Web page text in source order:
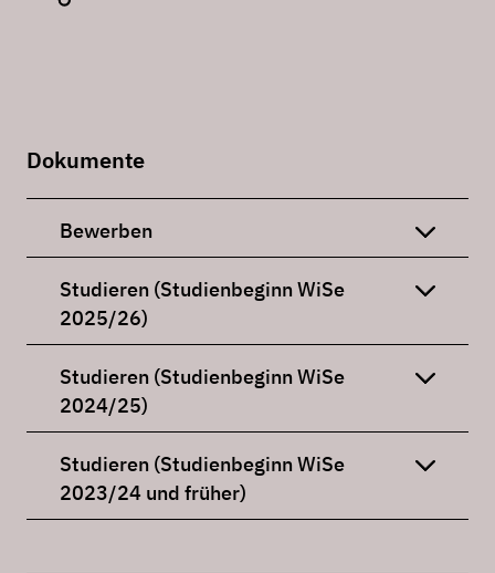
Dokumente
Bewerben
Studieren (Studienbeginn WiSe
2025/26)
Studieren (Studienbeginn WiSe
2024/25)
Studieren (Studienbeginn WiSe
2023/24 und früher)